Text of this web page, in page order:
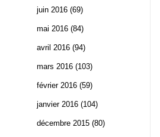
juin 2016 (69)
mai 2016 (84)
avril 2016 (94)
mars 2016 (103)
février 2016 (59)
janvier 2016 (104)
décembre 2015 (80)